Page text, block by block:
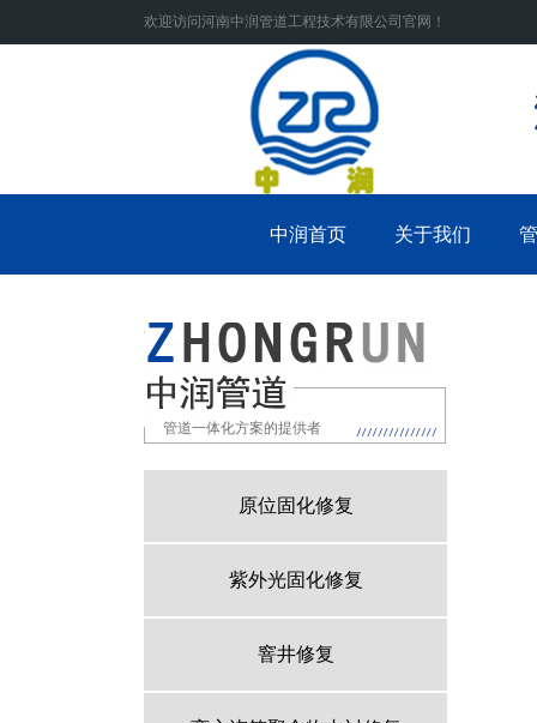
欢迎访问河南中润管道工程技术有限公司官网！
中润首页 关于我们
管道一体化方案的提供者
原位固化修复
紫外光固化修复
窨井修复